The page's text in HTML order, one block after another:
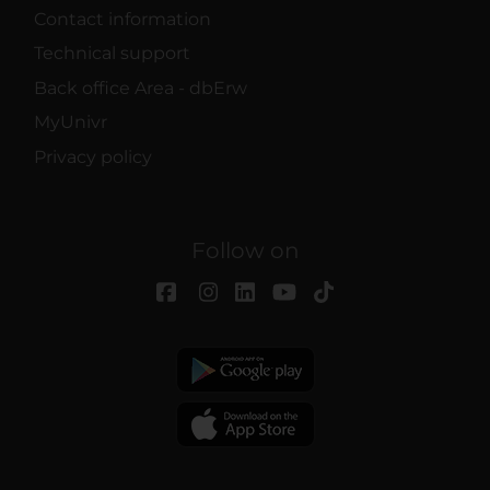
Contact information
Technical support
Back office Area - dbErw
MyUnivr
Privacy policy
Follow on